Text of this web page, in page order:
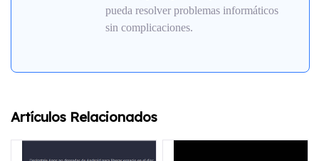
pueda resolver problemas informáticos
sin complicaciones.
Artículos Relacionados